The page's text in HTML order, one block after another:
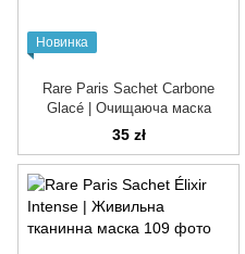
Новинка
Rare Paris Sachet Carbone
Glacé | Очищаюча маска
35 zł